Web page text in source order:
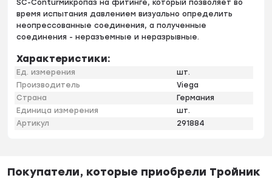
SC-Conturмикропаз на фитинге, который позволяет во
время испытания давлением визуально определить
неопрессованные соединения, а полученные
соединения - неразъемные и неразрывные.
Характеристики:
Ед. измерения
шт.
Производитель
Viega
Страна
Германия
Единица измерения
шт.
Артикул
291884
Покупатели, которые приобрели Тройник